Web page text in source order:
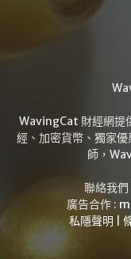
WavingCat 財經網提
經、加密貨幣、獨家
師，
聯絡我們
廣告合作 :
私隱聲明